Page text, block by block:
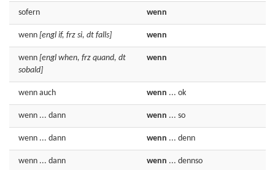
sofern wenn
wenn [engl if, frz si, dt falls] wenn
wenn [engl when, frz quand, dt
sobald]
wenn
wenn auch wenn ... ok
wenn ... dann wenn ... so
wenn ... dann wenn ... denn
wenn ... dann wenn ... dennso